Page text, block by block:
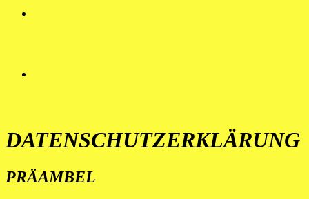
DATENSCHUTZERKLÄRUNG
PRÄAMBEL